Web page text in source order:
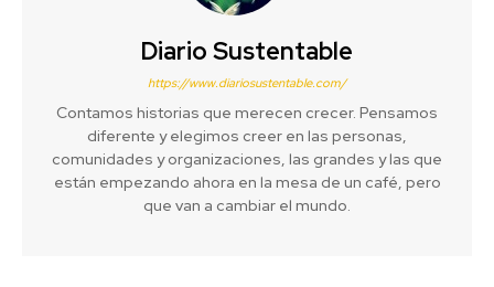
Diario Sustentable
https://www.diariosustentable.com/
Contamos historias que merecen crecer. Pensamos
diferente y elegimos creer en las personas,
comunidades y organizaciones, las grandes y las que
están empezando ahora en la mesa de un café, pero
que van a cambiar el mundo.